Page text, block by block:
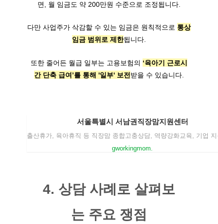
면, 월 임금도 약 200만원 수준으로 조정됩니다.
다만 사업주가 삭감할 수 있는 임금은 원칙적으로 통상
임금 범위로 제한됩니다.
또한 줄어든 월급 일부는 고용보험의 ‘육아기 근로시
간 단축 급여’를 통해 '일부' 보전 받을 수 있습니다.
서울특별시 서남권직장맘지원센터
출산휴가, 육아휴직 등 직장맘 종합고충상담, 역량강화교육, 기업
gworkingmom.
4. 상담 사례로 살펴보
는 주요 쟁점